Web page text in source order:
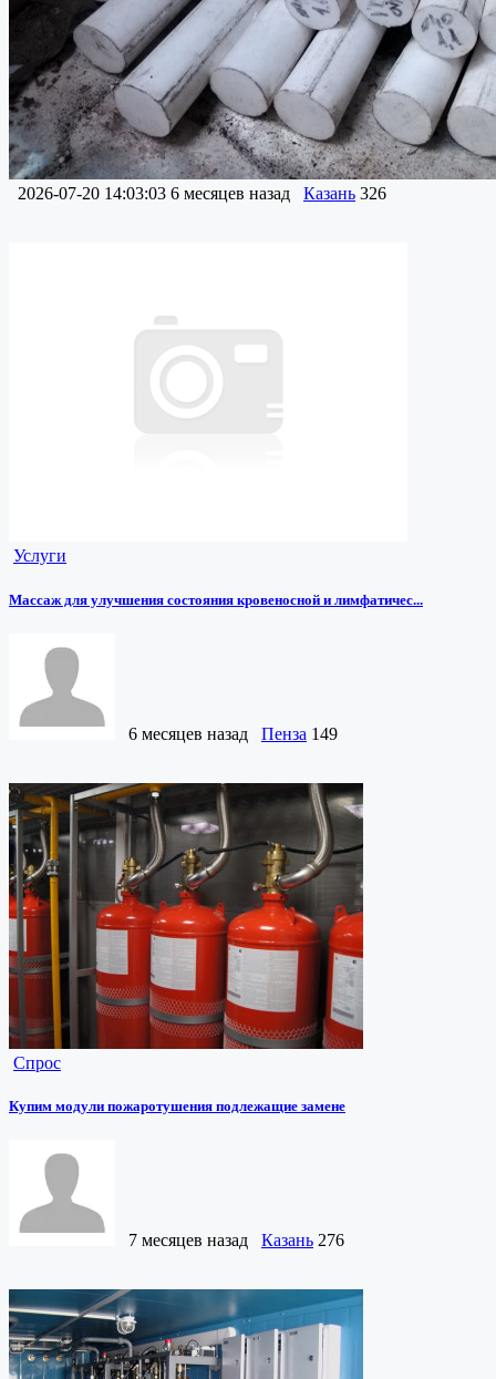
2026-07-20 14:03:03 6 месяцев назад Казань 326
Услуги
Массаж для улучшения состояния кровеносной и лимфатичес...
6 месяцев назад Пенза 149
Спрос
Купим модули пожаротушения подлежащие замене
7 месяцев назад Казань 276